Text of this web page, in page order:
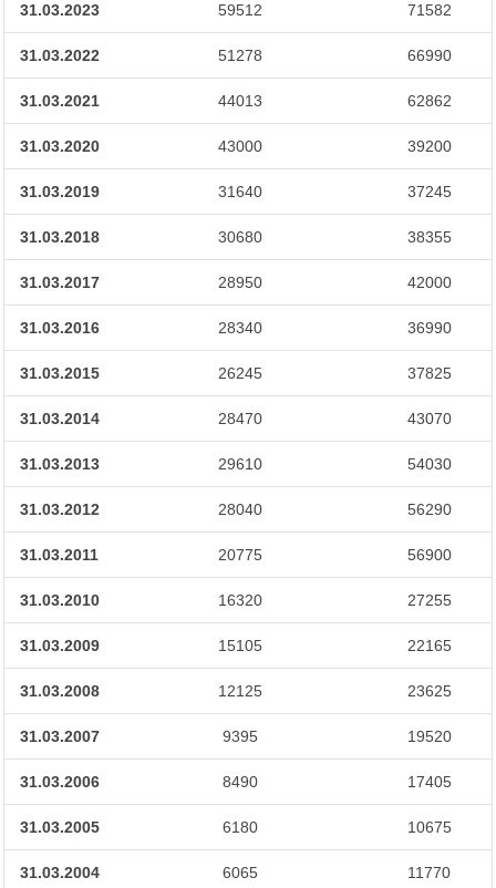
31.03.2023 59512 71582
31.03.2022 51278 66990
31.03.2021 44013 62862
31.03.2020 43000 39200
31.03.2019 31640 37245
31.03.2018 30680 38355
31.03.2017 28950 42000
31.03.2016 28340 36990
31.03.2015 26245 37825
31.03.2014 28470 43070
31.03.2013 29610 54030
31.03.2012 28040 56290
31.03.2011 20775 56900
31.03.2010 16320 27255
31.03.2009 15105 22165
31.03.2008 12125 23625
31.03.2007 9395 19520
31.03.2006 8490 17405
31.03.2005 6180 10675
31.03.2004 6065 11770